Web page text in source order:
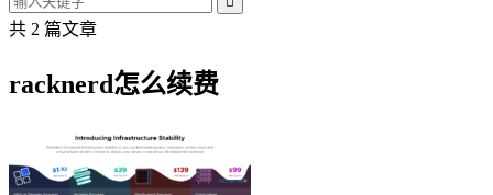
共 2 篇文章
racknerd怎么续费